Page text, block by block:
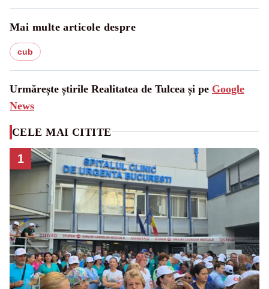
Mai multe articole despre
cub
Urmărește știrile Realitatea de Tulcea și pe Google
News
CELE MAI CITITE
1